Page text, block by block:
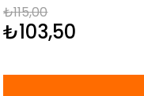
₺115,00
₺103,50